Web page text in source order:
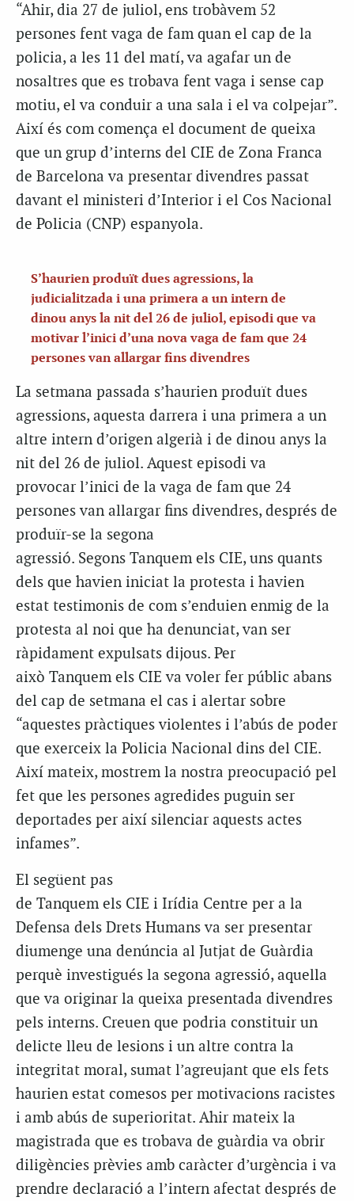
“Ahir, dia 27 de juliol, ens trobàvem 52
persones fent vaga de fam quan el cap de la
policia, a les 11 del matí, va agafar un de
nosaltres que es trobava fent vaga i sense cap
motiu, el va conduir a una sala i el va colpejar”.
Així és com comença el document de queixa
que un grup d’interns del CIE de Zona Franca
de Barcelona va presentar divendres passat
davant el ministeri d’Interior i el Cos Nacional
de Policia (CNP) espanyola.
S’haurien produït dues agressions, la
judicialitzada i una primera a un intern de
dinou anys la nit del 26 de juliol, episodi que va
motivar l’inici d’una nova vaga de fam que 24
persones van allargar fins divendres
La setmana passada s’haurien produït dues
agressions, aquesta darrera i una primera a un
altre intern d’origen algerià i de dinou anys la
nit del 26 de juliol. Aquest episodi va
provocar l’inici de la vaga de fam que 24
persones van allargar fins divendres, després de
produïr-se la segona
agressió. Segons Tanquem els CIE, uns quants
dels que havien iniciat la protesta i havien
estat testimonis de com s’enduien enmig de la
protesta al noi que ha denunciat, van ser
ràpidament expulsats dijous. Per
això Tanquem els CIE va voler fer públic abans
del cap de setmana el cas i alertar sobre
“aquestes pràctiques violentes i l’abús de poder
que exerceix la Policia Nacional dins del CIE.
Així mateix, mostrem la nostra preocupació pel
fet que les persones agredides puguin ser
deportades per així silenciar aquests actes
infames”.
El següent pas
de Tanquem els CIE i Irídia Centre per a la
Defensa dels Drets Humans va ser presentar
diumenge una denúncia al Jutjat de Guàrdia
perquè investigués la segona agressió, aquella
que va originar la queixa presentada divendres
pels interns. Creuen que podria constituir un
delicte lleu de lesions i un altre contra la
integritat moral, sumat l’agreujant que els fets
haurien estat comesos per motivacions racistes
i amb abús de superioritat. Ahir mateix la
magistrada que es trobava de guàrdia va obrir
diligències prèvies amb caràcter d’urgència i va
prendre declaració a l’intern afectat després de